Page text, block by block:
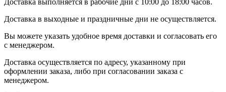
Доставка в выходные и праздничные дни не осуществляется.
Вы можете указать удобное время доставки и согласовать его
с менеджером.
Доставка осуществляется по адресу, указанному при
оформлении заказа, либо при согласовании заказа с
менеджером.